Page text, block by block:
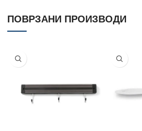
ПОВРЗАНИ ПРОИЗВОДИ